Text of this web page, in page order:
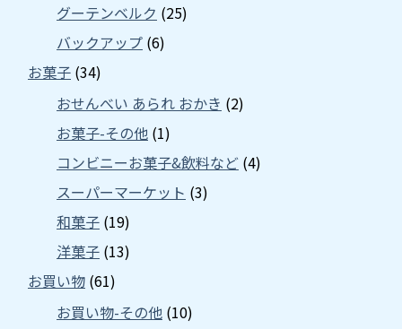
グーテンベルク (25)
バックアップ (6)
お菓子 (34)
おせんべい あられ おかき (2)
お菓子-その他 (1)
コンビニーお菓子&飲料など (4)
スーパーマーケット (3)
和菓子 (19)
洋菓子 (13)
お買い物 (61)
お買い物-その他 (10)